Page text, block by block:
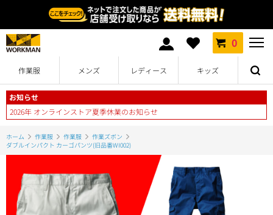
0
作業服 メンズ レディース キッズ
お知らせ
2026年 オンラインストア夏季休業のお知らせ
ホーム 作業服 作業服
作業ズボン
ダブルインパクト カーゴパンツ(旧品番WI002)